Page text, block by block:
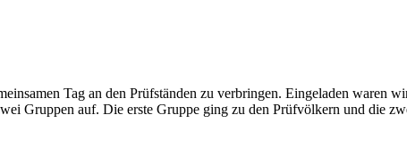
Tag an den Prüfständen zu verbringen. Eingeladen
Gruppen auf. Die erste Gruppe ging zu den Prüfvölkern und die